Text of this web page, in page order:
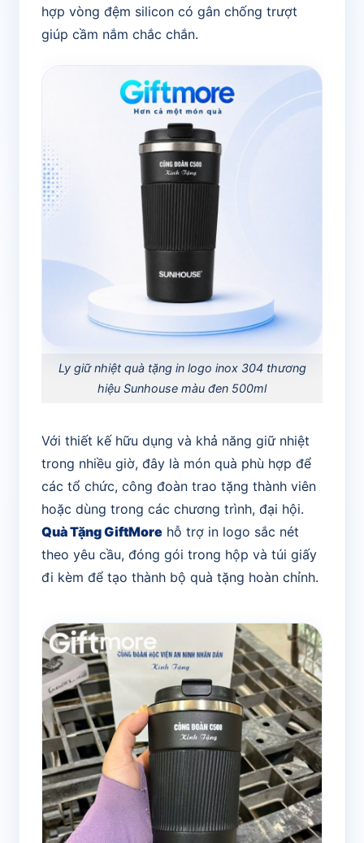
hợp vòng đệm silicon có gân chống trượt
giúp cầm nắm chắc chắn.
Ly giữ nhiệt quà tặng in logo inox 304 thương
hiệu Sunhouse màu đen 500ml
Với thiết kế hữu dụng và khả năng giữ nhiệt
trong nhiều giờ, đây là món quà phù hợp để
các tổ chức, công đoàn trao tặng thành viên
hoặc dùng trong các chương trình, đại hội.
Quà Tặng GiftMorehỗ trợ in logo sắc nét
theo yêu cầu, đóng gói trong hộp và túi giấy
đi kèm để tạo thành bộ quà tặng hoàn chỉnh.